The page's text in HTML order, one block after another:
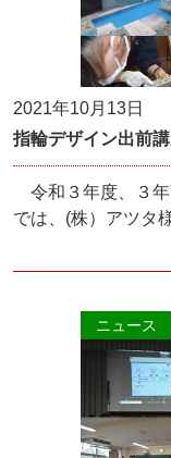
2021年10月13日
指輪デザイン出前
令和３年度、３年
では、(株）アツタ
ニュース